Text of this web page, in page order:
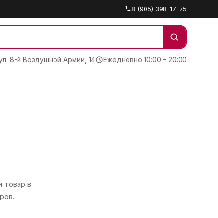
8 (905) 398-17-75
8-й Воздушной Армии, 14 Ежедневно 10:00 – 20:00
товар в